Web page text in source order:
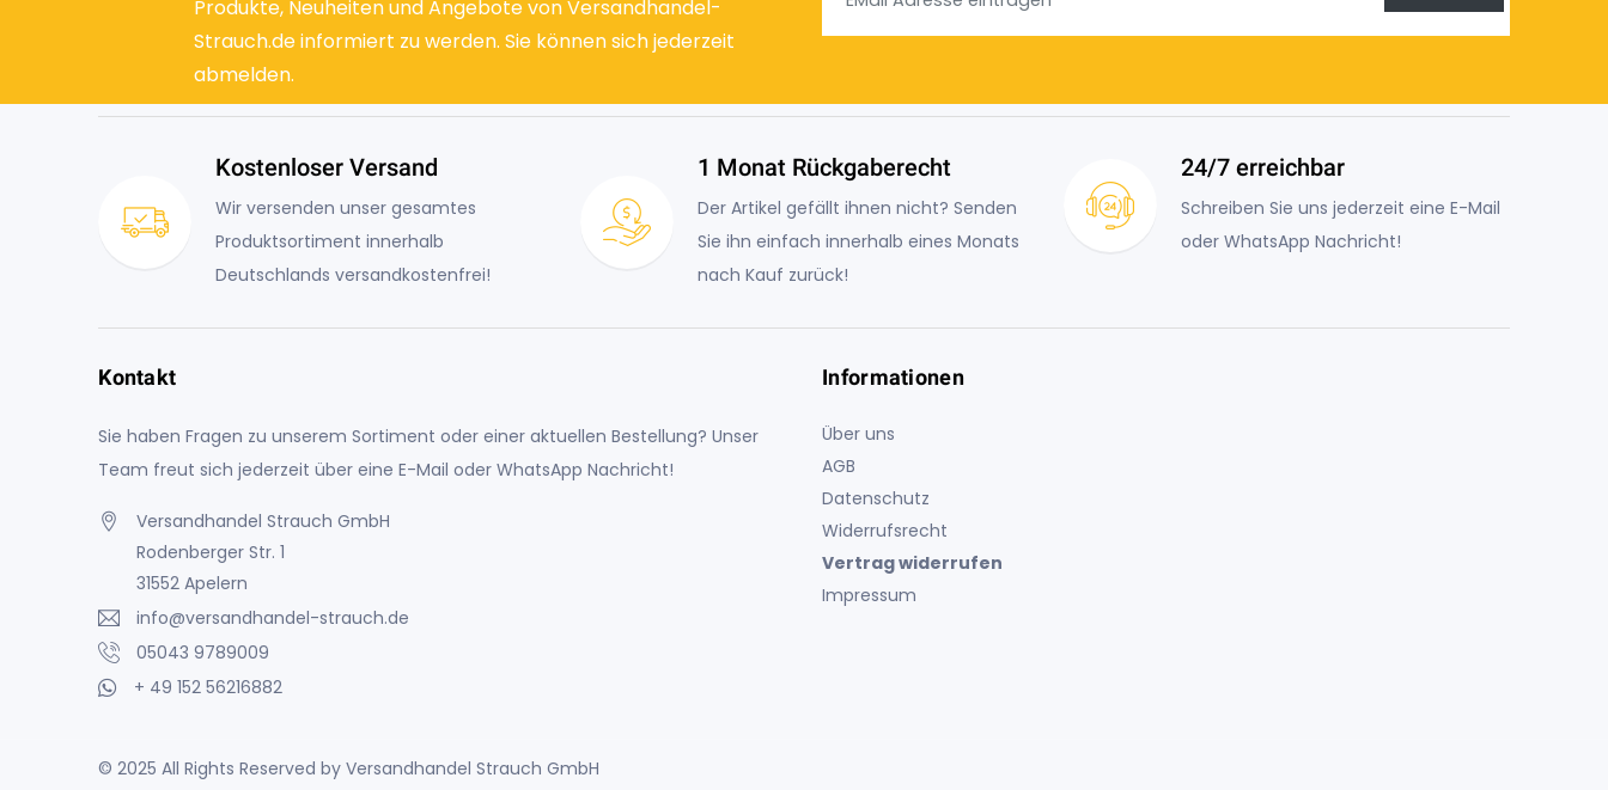
Produkte, Neuheiten und Angebote von Versandhandel-
Strauch.de informiert zu werden. Sie können sich jederzeit
abmelden.
Kostenloser Versand
Wir versenden unser gesamtes
Produktsortiment innerhalb
Deutschlands versandkostenfrei!
1 Monat Rückgaberecht
Der Artikel gefällt ihnen nicht? Senden
Sie ihn einfach innerhalb eines Monats
nach Kauf zurück!
24/7 erreichbar
Schreiben Sie uns jederzeit eine E-Mail
oder WhatsApp Nachricht!
Kontakt
Sie haben Fragen zu unserem Sortiment oder einer aktuellen Bestellung? Unser
Team freut sich jederzeit über eine E-Mail oder WhatsApp Nachricht!
Versandhandel Strauch GmbH
Rodenberger Str. 1
31552 Apelern
info@versandhandel-strauch.de
05043 9789009
+ 49 152 56216882
Informationen
Über uns
AGB
Datenschutz
Widerrufsrecht
Vertrag widerrufen
Impressum
© 2025 All Rights Reserved by Versandhandel Strauch GmbH